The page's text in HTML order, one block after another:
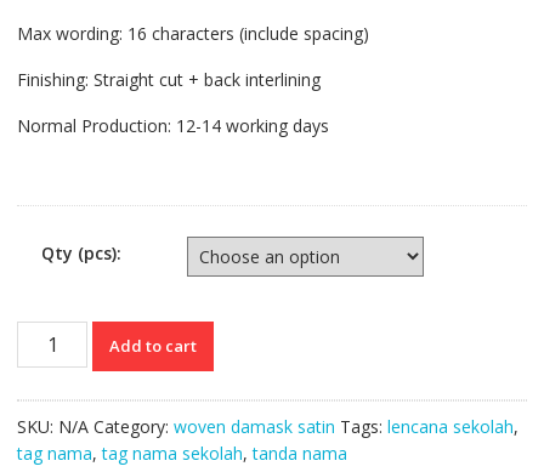
Max wording: 16 characters (include spacing)
Finishing: Straight cut + back interlining
Normal Production: 12-14 working days
Qty (pcs):
Nama
Add to cart
SKU: N/A Category: woven damask satin Tags: lencana sekolah,
tag nama,tag nama sekolah,tanda nama